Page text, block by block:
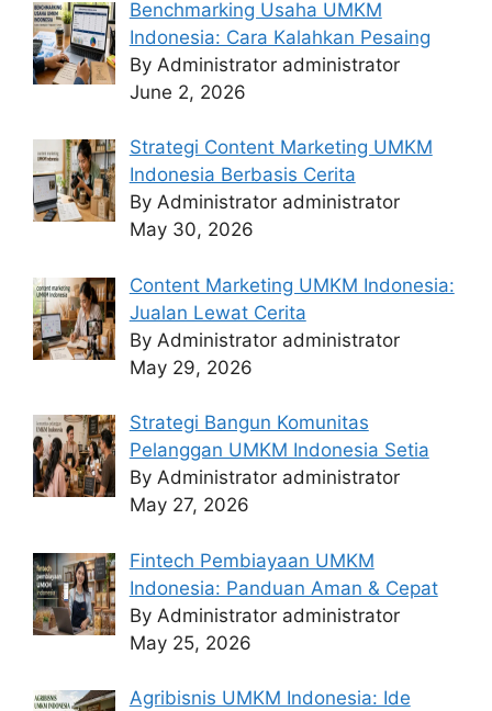
Benchmarking Usaha UMKM
Indonesia: Cara Kalahkan Pesaing
By Administrator administrator
June 2, 2026
Strategi Content Marketing UMKM
Indonesia Berbasis Cerita
By Administrator administrator
May 30, 2026
Content Marketing UMKM Indonesia:
Jualan Lewat Cerita
By Administrator administrator
May 29, 2026
Strategi Bangun Komunitas
Pelanggan UMKM Indonesia Setia
By Administrator administrator
May 27, 2026
Fintech Pembiayaan UMKM
Indonesia: Panduan Aman & Cepat
By Administrator administrator
May 25, 2026
Agribisnis UMKM Indonesia: Ide